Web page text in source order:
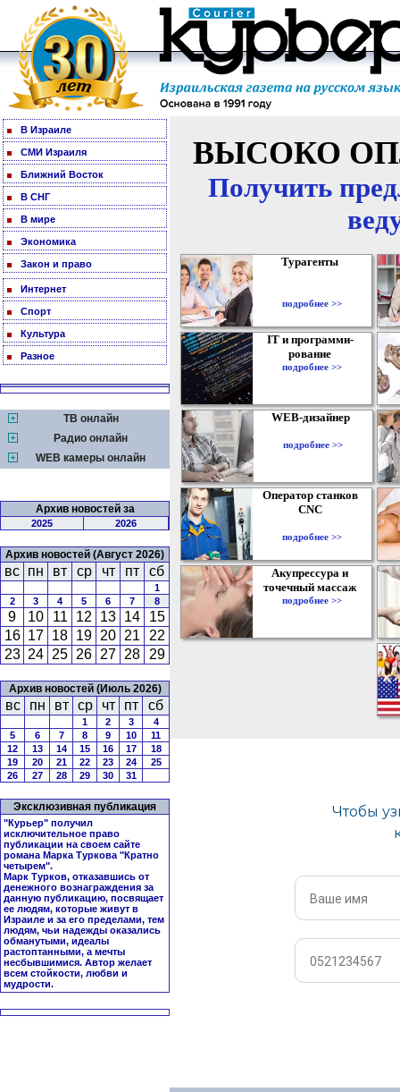
В Израиле
СМИ Израиля
Ближний Восток
В СНГ
В мире
Экономика
Закон и право
Интернет
Спорт
Культура
Разное
ТВ онлайн
Радио онлайн
WEB камеры онлайн
Архив новостей за
2025 2026
Архив новостей (Август 2026)
вс пн вт ср чт пт сб
1
2
3 4 5 6 7 8
9 10 11 12 13 14
15
16 17 18 19 20 21
22
23 24 25 26 27 28 29
Архив новостей (Июль 2026)
вс пн вт ср чт пт сб
1 2 3
4
5
6 7 8 9 10
11
12
13 14 15 16 17
18
19
20 21 22 23 24
25
26
27 28 29 30 31
Эксклюзивная публикация
"Курьер" получил
исключительное право
публикации на своем сайте
романа Марка Туркова "Кратно
четырем".
Марк Турков, отказавшись от
денежного вознаграждения за
данную публикацию, посвящает
ее людям, которые живут в
Израиле и за его пределами, тем
людям, чьи надежды оказались
обманутыми, идеалы
растоптанными, а мечты
несбывшимися. Автор желает
всем стойкости, любви и
мудрости.
ВЫСОКО
Получить
Турагенты
подробнее >>
IT и программи-
рование
подробнее >>
WEB-дизайнер
подробнее >>
Оператор станков
CNC
подробнее >>
Акупрессура и
точечный массаж
подробнее >>